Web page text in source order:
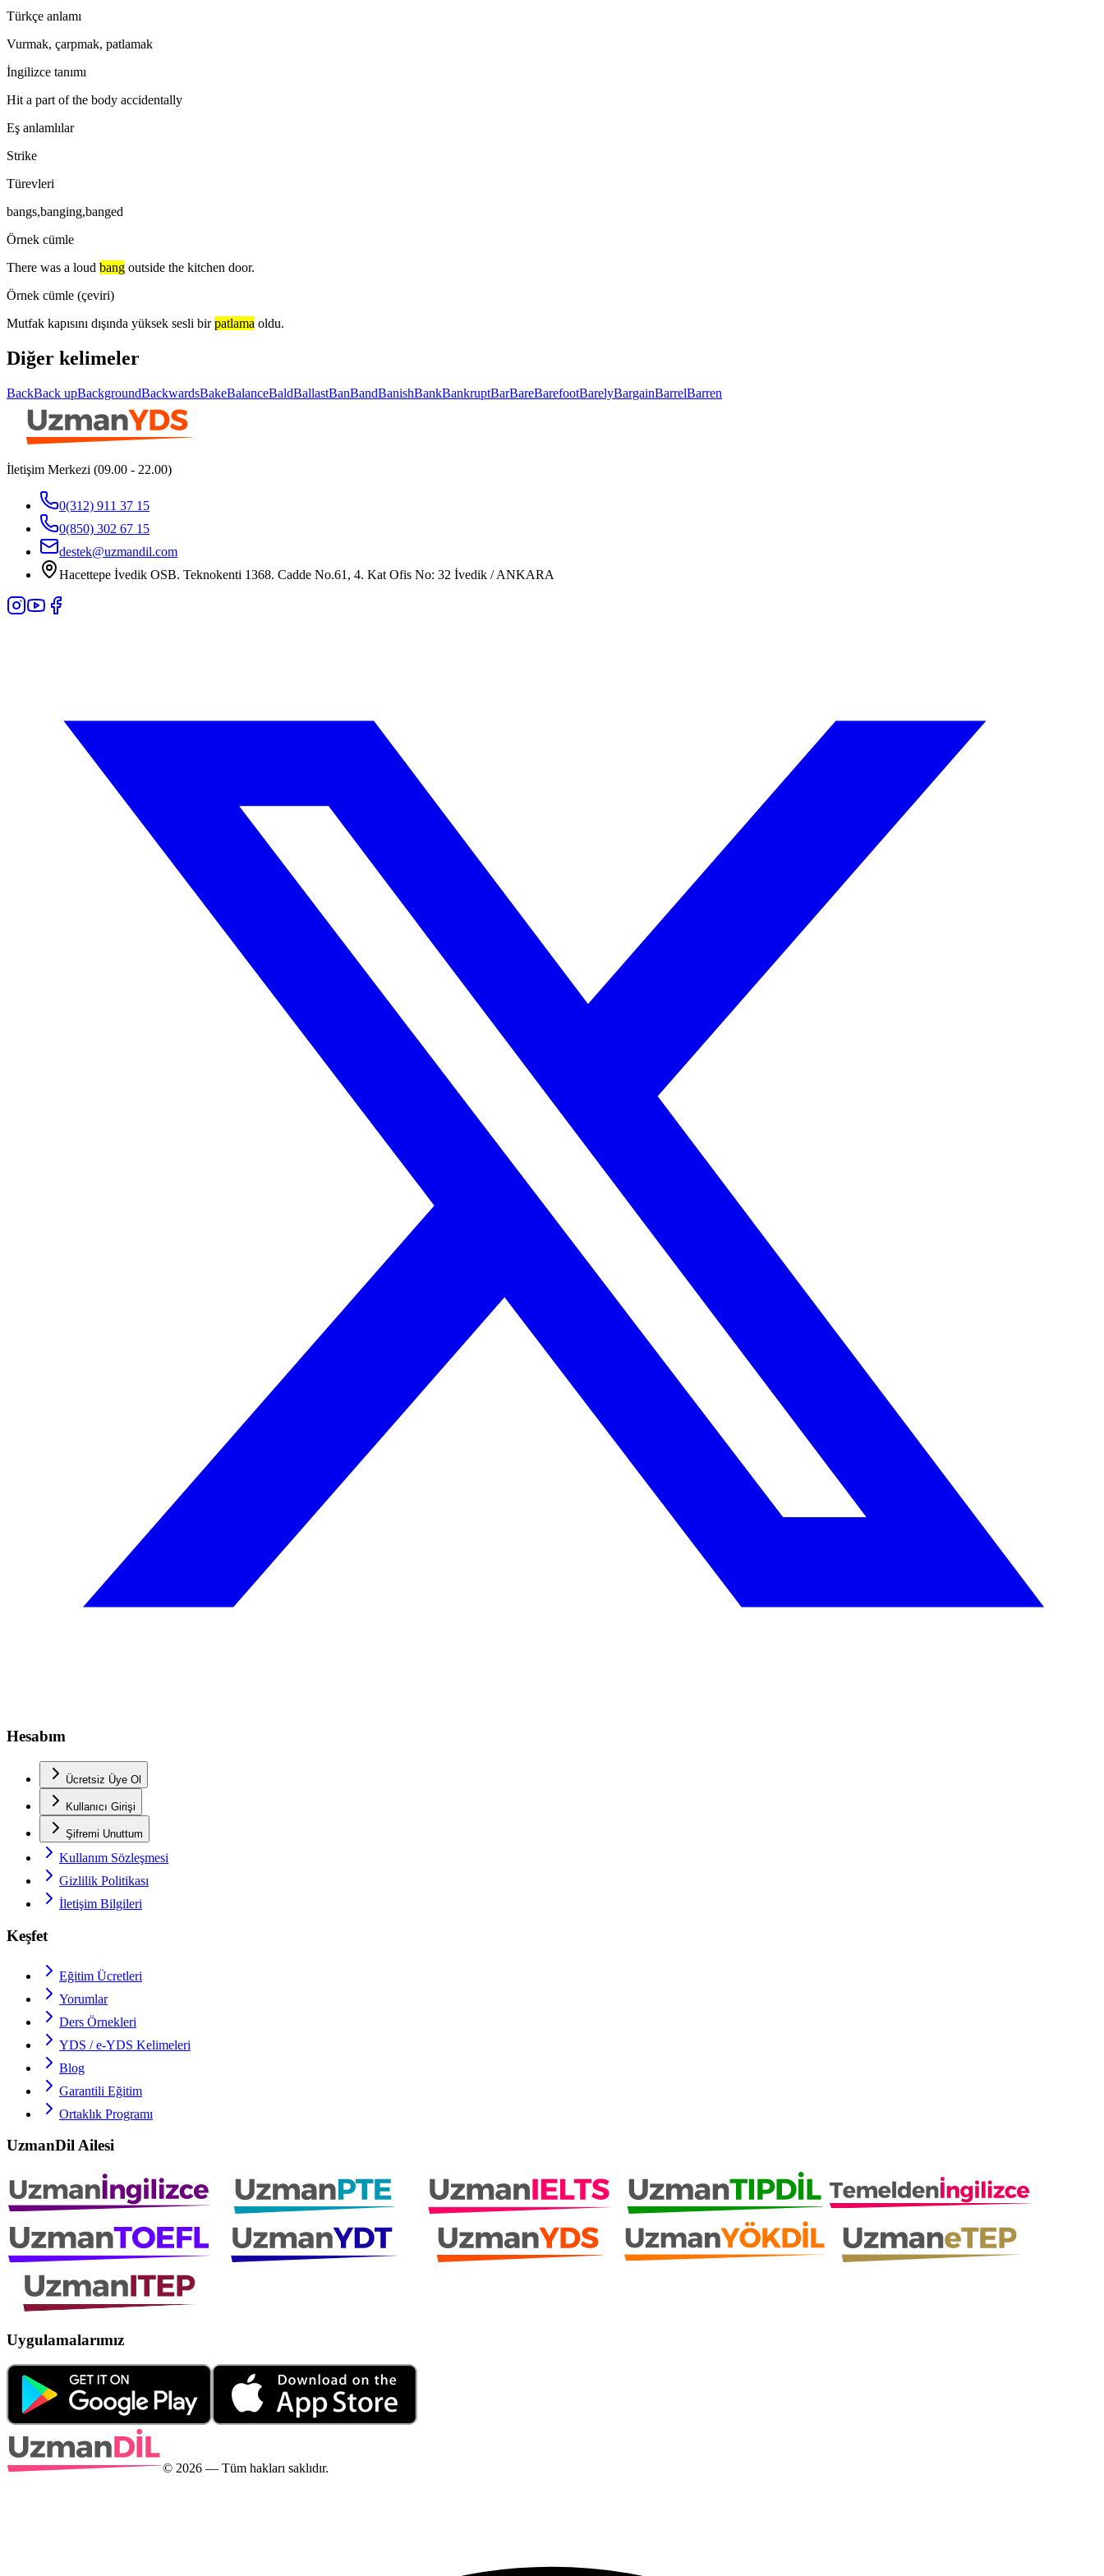
Türkçe anlamı
Vurmak, çarpmak, patlamak
İngilizce tanımı
Hit a part of the body accidentally
Eş anlamlılar
Strike
Türevleri
bangs,banging,banged
Örnek cümle
There was a loud bang outside the kitchen door.
Örnek cümle (çeviri)
Mutfak kapısını dışında yüksek sesli bir patlama oldu.
Diğer kelimeler
BackBack upBackgroundBackwardsBakeBalanceBaldBallastBanBandBanishBankBankruptBarBareBarefootBarelyBargainBarrelBarren
İletişim Merkezi (09.00 - 22.00)
0(312) 911 37 15
0(850) 302 67 15
destek@uzmandil.com
Hacettepe İvedik OSB. Teknokenti 1368. Cadde No.61, 4. Kat Ofis No: 32 İvedik / ANKARA
Hesabım
Ücretsiz Üye Ol
Kullanıcı Girişi
Şifremi Unuttum
Kullanım Sözleşmesi
Gizlilik Politikası
İletişim Bilgileri
Keşfet
Eğitim Ücretleri
Yorumlar
Ders Örnekleri
YDS / e-YDS Kelimeleri
Blog
Garantili Eğitim
Ortaklık Programı
UzmanDil Ailesi
Uygulamalarımız
© 2026 — Tüm hakları saklıdır.